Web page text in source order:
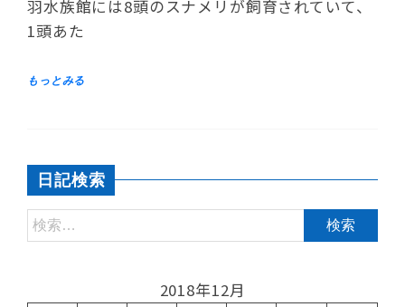
羽水族館には8頭のスナメリが飼育されていて、
1頭あた
日記検索
2018年12月